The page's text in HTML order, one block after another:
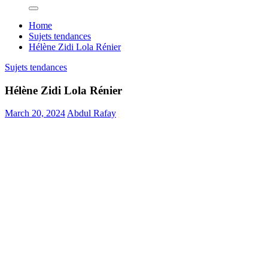
Home
Sujets tendances
Hélène Zidi Lola Rénier
Sujets tendances
Hélène Zidi Lola Rénier
March 20, 2024Abdul Rafay